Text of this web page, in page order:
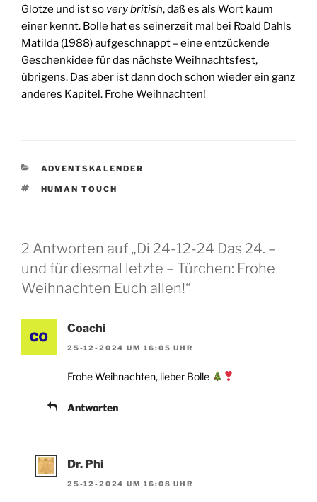
Glotze und ist so very british, daß es als Wort kaum
einer kennt. Bolle hat es seinerzeit mal bei Roald Dahls
Matilda (1988) aufgeschnappt – eine entzückende
Geschenkidee für das nächste Weihnachtsfest,
übrigens. Das aber ist dann doch schon wieder ein ganz
anderes Kapitel. Frohe Weihnachten!
KATEGORIEN
ADVENTSKALENDER
SCHLAGWÖRTER
HUMAN TOUCH
2 Antworten auf „Di 24-12-24 Das 24. –
und für diesmal letzte – Türchen: Frohe
Weihnachten Euch allen!“
Coachi
25-12-2024 UM 16:05 UHR
Frohe Weihnachten, lieber Bolle
Antworten
Dr. Phi
25-12-2024 UM 16:08 UHR